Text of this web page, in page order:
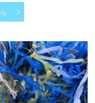
の取り扱い商品